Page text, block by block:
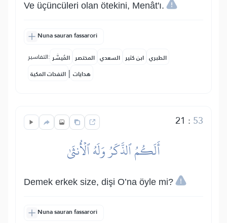
Ve üçüncüleri olan ötekini, Menât'ı.
Nuna sauran fassarori
التفاسير: المُيسَّر المختصر السعدي ابن كثير الطبري
النفحات المكية | هدايات
21 : 53
أَلَكُمُ ٱلذَّكَرُ وَلَهُ ٱلۡأُنثَىٰ
Demek erkek size, dişi O’na öyle mi?
Nuna sauran fassarori